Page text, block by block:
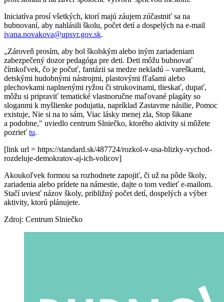
Iniciatíva prosí všetkých, ktorí majú záujem zúčastniť sa na
bubnovaní, aby nahlásili školu, počet detí a dospelých na e-mail
ivana.novakova@upsvr.gov.sk.
„Zároveň prosím, aby bol školským alebo iným zariadeniam
zabezpečený dozor pedagóga pre deti. Deti môžu bubnovať
čímkoľvek, čo je počuť, fantázii sa medze nekladú – vareškami,
detskými hudobnými nástrojmi, plastovými fľašami alebo
plechovkami naplnenými ryžou či strukovinami, tlieskať, dupať,
môžu si pripraviť tematické vlastnoručne maľované plagáty so
sloganmi k myšlienke podujatia, napríklad Zastavme násilie, Pomoc
existuje, Nie si na to sám, Viac lásky menej zla, Stop šikane
a podobne," uviedlo centrum Slniečko, ktorého aktivity si môžete
pozrieť tu.
[link url = https://standard.sk/487724/rozkol-v-usa-blizky-vychod-
rozdeluje-demokratov-aj-ich-volicov]
Akoukoľvek formou sa rozhodnete zapojiť, či už na pôde školy,
zariadenia alebo prídete na námestie, dajte o tom vedieť e-mailom.
Stačí uviesť názov školy, približný počet detí, dospelých a výber
aktivity, ktorú plánujete.
Zdroj: Centrum Slniečko